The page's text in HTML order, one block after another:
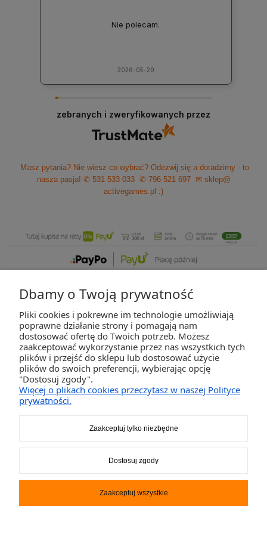
Nie polecam.
2026-05-29
zebranych i zweryfikowanych przez
Masz pytania? Nie wiesz co wybrać? Odezwij się a doradzimy - to
nasza pasja! ✆ 531 533 033 ✆ 796 521 697
✉ sklep@
activegames.pl :)
ZAKUPY
POMOC
2K-Invest Sp. j. Ul. Św. Wojciecha 60, 41-922 Radzionków, śląskie NIP: 645-241-94-
Dbamy o Twoją prywatność
Pliki cookies i pokrewne im technologie umożliwiają
poprawne działanie strony i pomagają nam
dostosować ofertę do Twoich potrzeb. Możesz
zaakceptować wykorzystanie przez nas wszystkich tych
plików i przejść do sklepu lub dostosować użycie
plików do swoich preferencji, wybierając opcję
"Dostosuj zgody".
Więcej o plikach cookies przeczytasz w naszej Polityce
prywatności.
Zaakceptuj tylko niezbędne
Dostosuj zgody
Zaakceptuj wszystkie